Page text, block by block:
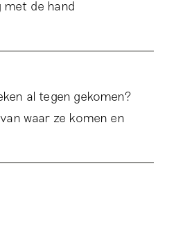
met de hand
al tegen gekomen?
waar ze komen en